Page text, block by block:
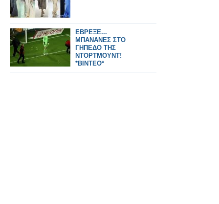
ΕΒΡΕΞΕ...
ΜΠΑΝΑΝΕΣ ΣΤΟ
ΓΗΠΕΔΟ ΤΗΣ
ΝΤΟΡΤΜΟΥΝΤ!
*ΒΙΝΤΕΟ*